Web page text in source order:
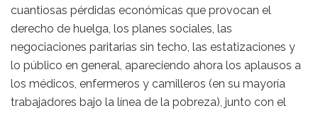
cuantiosas pérdidas económicas que provocan el
derecho de huelga, los planes sociales, las
negociaciones paritarias sin techo, las estatizaciones y
lo público en general, apareciendo ahora los aplausos a
los médicos, enfermeros y camilleros (en su mayoría
trabajadores bajo la línea de la pobreza), junto con el